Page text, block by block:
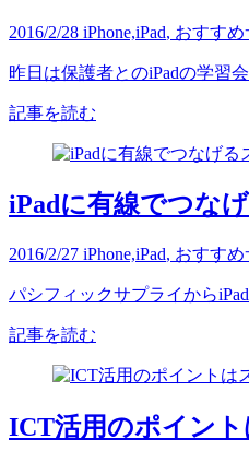
2016/2/28 iPhone,iPad, おすすめ
昨日は保護者とのiPadの学習
記事を読む
iPadに有線でつな
2016/2/27 iPhone,iPad, おすすめ
パシフィックサプライから
記事を読む
ICT活用のポイント